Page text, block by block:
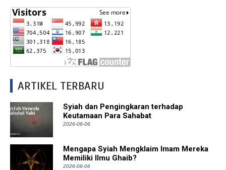
ARTIKEL TERBARU
Syiah dan Pengingkaran terhadap
Keutamaan Para Sahabat
2026-08-06
Mengapa Syiah Mengklaim Imam Mereka
Memiliki Ilmu Ghaib?
2026-08-06